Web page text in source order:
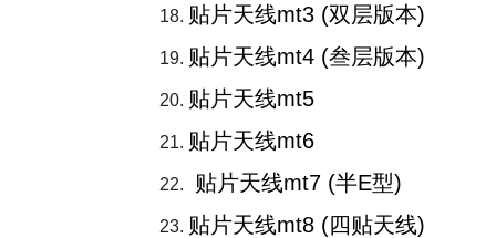
贴片天线mt3 (双层版本)
贴片天线mt4 (叁层版本)
贴片天线mt5
贴片天线mt6
贴片天线mt7 (半E型)
贴片天线mt8 (四贴天线)